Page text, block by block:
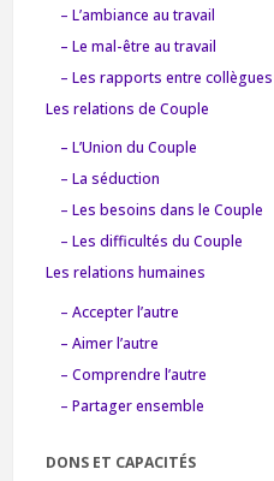
– L’ambiance au travail
– Le mal-être au travail
– Les rapports entre collègues
Les relations de Couple
– L’Union du Couple
– La séduction
– Les besoins dans le Couple
– Les difficultés du Couple
Les relations humaines
– Accepter l’autre
– Aimer l’autre
– Comprendre l’autre
– Partager ensemble
DONS ET CAPACITÉS